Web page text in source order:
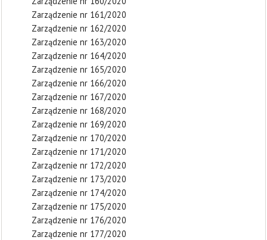
Zarządzenie nr 161/2020
Zarządzenie nr 162/2020
Zarządzenie nr 163/2020
Zarządzenie nr 164/2020
Zarządzenie nr 165/2020
Zarządzenie nr 166/2020
Zarządzenie nr 167/2020
Zarządzenie nr 168/2020
Zarządzenie nr 169/2020
Zarządzenie nr 170/2020
Zarządzenie nr 171/2020
Zarządzenie nr 172/2020
Zarządzenie nr 173/2020
Zarządzenie nr 174/2020
Zarządzenie nr 175/2020
Zarządzenie nr 176/2020
Zarządzenie nr 177/2020